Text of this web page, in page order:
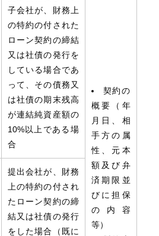
子会社が、財務上
の特約の付された
ローン契約の締結
又は社債の発行を
している場合であ
って、その債務又
は社債の期末残高
が連結純資産額の
10%以上である場
合
契約の
概要（年
月日、相
手方の属
性、元本
額及び弁
済期限並
びに担保
の内容
等）
提出会社が、財務
上の特約の付され
たローン契約の締
結又は社債の発行
をした場合（既に